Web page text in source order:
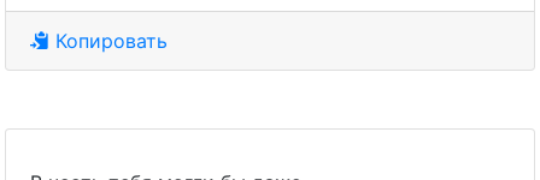
Копировать